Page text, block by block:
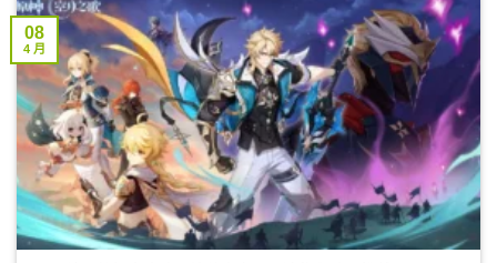
08
4 月